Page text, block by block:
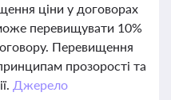
ціни у договорах
перевищувати 10%
Перевищення
прозорості та
Джерело